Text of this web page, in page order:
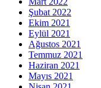
Şubat 2022
Ekim 2021
Eylül 2021
Ağustos 2021
Temmuz 2021
Haziran 2021
Mayıs 2021